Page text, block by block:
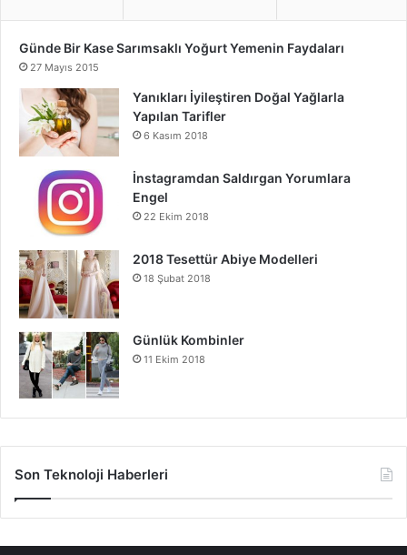
Günde Bir Kase Sarımsaklı Yoğurt Yemenin Faydaları
27 Mayıs 2015
Yanıkları İyileştiren Doğal Yağlarla
Yapılan Tarifler
6 Kasım 2018
İnstagramdan Saldırgan Yorumlara
Engel
22 Ekim 2018
2018 Tesettür Abiye Modelleri
18 Şubat 2018
Günlük Kombinler
11 Ekim 2018
Son Teknoloji Haberleri